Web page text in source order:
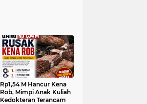
Rp1,54 M Hancur Kena
Rob, Mimpi Anak Kuliah
Kedokteran Terancam